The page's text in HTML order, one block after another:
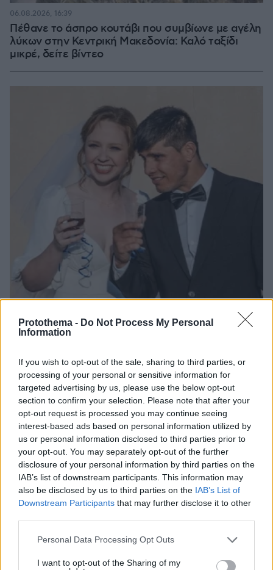
Protothema - Do Not Process My Personal
Information
If you wish to opt-out of the sale, sharing to third parties, or
processing of your personal or sensitive information for
targeted advertising by us, please use the below opt-out
section to confirm your selection. Please note that after your
opt-out request is processed you may continue seeing
interest-based ads based on personal information utilized by
us or personal information disclosed to third parties prior to
your opt-out. You may separately opt-out of the further
disclosure of your personal information by third parties on the
IAB’s list of downstream participants. This information may
also be disclosed by us to third parties on the IAB’s List of
Downstream Participants that may further disclose it to other
Please note that this website/app uses one or more Google
not limited to your visit or usage behaviour. You may click to
Personal Data Processing Opt Outs
I want to opt-out of the Sharing of my
Πέθανε το άσπρο κουτάβι που συμβίωνε με αγέλη
λύκων στην Κεντρική Μακεδονία: Καλό ταξίδι
μικρέ, δείτε βίντεο
06.08.2026, 16:39
Η απουσία μέσα στη νύχτα και η λεπτομέρεια στα
μηνύματα: Πώς η σύζυγος του Αφγανού ξεκίνησε
να τον υποπτεύεται για τη δολοφονία της
Βρετανίδας στην Κυψέλη